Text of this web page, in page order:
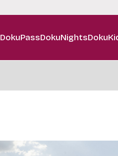
DokuPassDokuNights